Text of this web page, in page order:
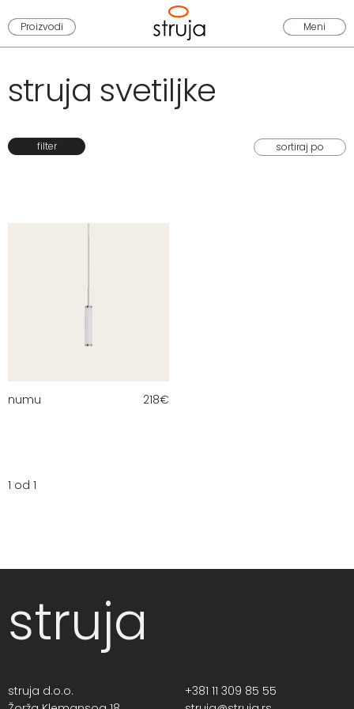
Proizvodi Meni
struja svetiljke
filter
numu 218€
1 od 1
struja
struja d.o.o.
+381 11 309 85 55